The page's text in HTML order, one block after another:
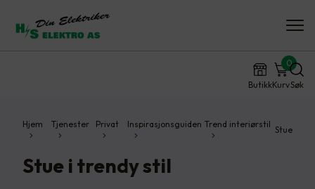
ButikkKurv
0
Søk
Hjem Tjenester Privat Inspirasjonsguiden Trend interiørstil
Stue
Stue i trendy stil